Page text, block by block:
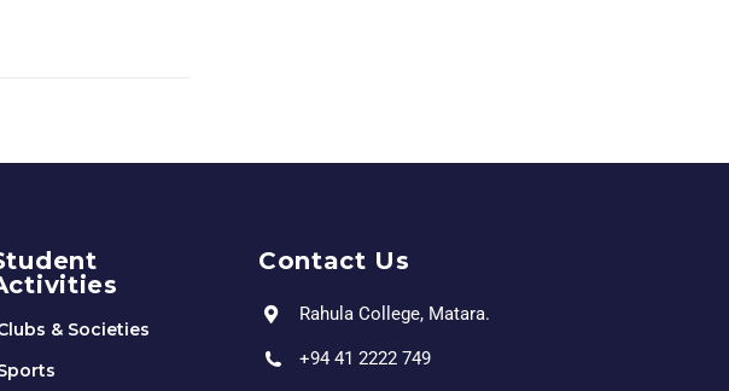
& Societies
Contact Us
Rahula College, Matara.
+94 41 2222 749